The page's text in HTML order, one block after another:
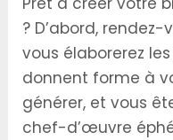
? D’abord,
vous élaborerez
donnent forme à
générer, et vous
chef-d’œuvre